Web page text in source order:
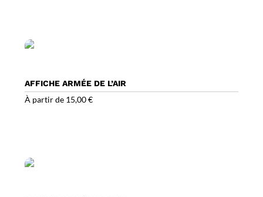
AFFICHE ARMÉE DE L’AIR
À partir de 15,00€